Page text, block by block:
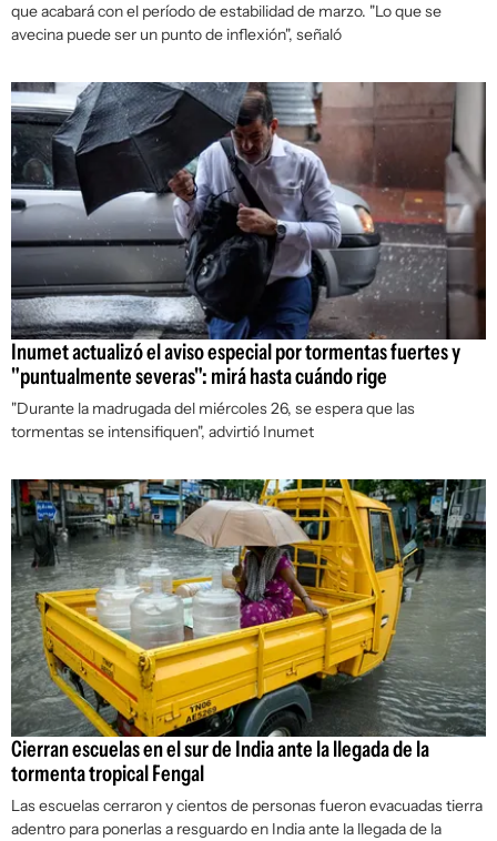
que acabará con el período de estabilidad de marzo. "Lo que se
avecina puede ser un punto de inflexión", señaló
Inumet actualizó el aviso especial por tormentas fuertes y
"puntualmente severas": mirá hasta cuándo rige
"Durante la madrugada del miércoles 26, se espera que las
tormentas se intensifiquen", advirtió Inumet
Cierran escuelas en el sur de India ante la llegada de la
tormenta tropical Fengal
Las escuelas cerraron y cientos de personas fueron evacuadas tierra
adentro para ponerlas a resguardo en India ante la llegada de la